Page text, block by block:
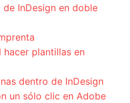
InDesign en doble
hacer plantillas en
dentro de InDesign
un sólo clic en Adobe